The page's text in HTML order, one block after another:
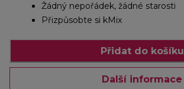
Žádný nepořádek, žádné starosti
Přizpůsobte si kMix
Přidat do košíku
Další informace